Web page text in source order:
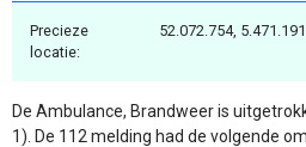
Precieze
locatie:
52.072.754, 5.471.191
De Ambulance, Brandweer is
1). De 112 melding had de volgende